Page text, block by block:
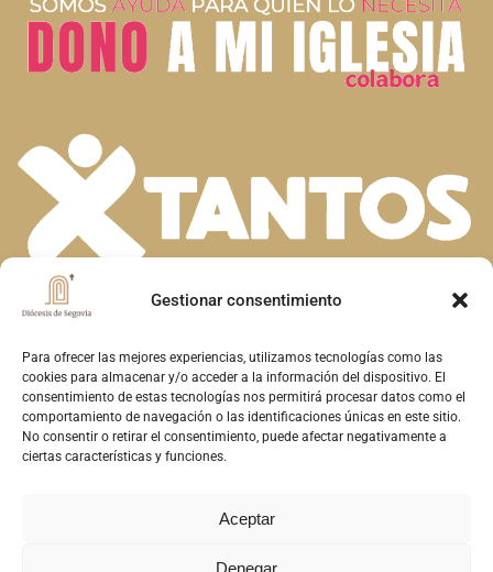
Gestionar consentimiento
Para ofrecer las mejores experiencias, utilizamos tecnologías como las
cookies para almacenar y/o acceder a la información del dispositivo. El
consentimiento de estas tecnologías nos permitirá procesar datos como el
comportamiento de navegación o las identificaciones únicas en este sitio.
No consentir o retirar el consentimiento, puede afectar negativamente a
ciertas características y funciones.
Aceptar
Denegar
En la diversidad de dones que el Espíritu
Santo concede a la Iglesia, descubrimos la
riqueza de nuestra fe. Unidos en la oración y
el servicio, construimos juntos el Reino de
Dios en Segovia, reflejando el amor y la